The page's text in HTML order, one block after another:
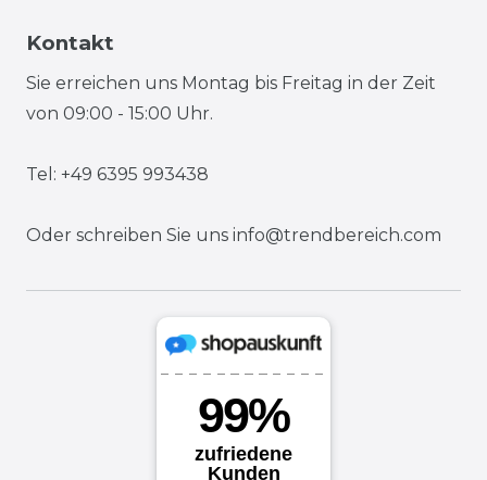
Kontakt
Sie erreichen uns Montag bis Freitag in der Zeit
von 09:00 - 15:00 Uhr.
Tel: +49 6395 993438
Oder schreiben Sie uns info@trendbereich.com